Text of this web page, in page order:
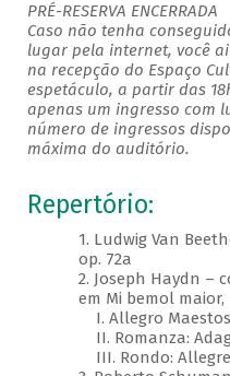
PRÉ-RESERVA ENCERRADA
Caso não tenha
lugar pela internet, você
na recepção do Espaço
espetáculo, a partir das
apenas um ingresso com
número de ingressos
máxima do auditório.
Repertório:
1. Ludwig Van
op. 72a
2. Joseph Haydn –
em Mi bemol maior,
I. Allegro
II. Romanza:
III. Rondo: